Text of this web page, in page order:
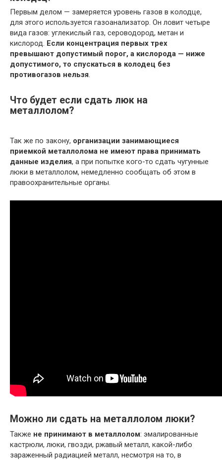
Первым делом — замеряется уровень газов в колодце,
для этого используется газоанализатор. Он ловит четыре
вида газов: углекислый газ, сероводород, метан и
кислород. Если концентрация первых трех
превышают допустимый порог, а кислорода — ниже
допустимого, то спускаться в колодец без
противогазов нельзя.
Что будет если сдать люк на
металлолом?
Так же по закону, организации занимающиеся
приемкой металлолома не имеют права принимать
данные изделия, а при попытке кого-то сдать чугунные
люки в металлолом, немедленно сообщать об этом в
правоохранительные органы.
Можно ли сдать на металлолом люки?
Также не принимают в металлолом: эмалированные
кастрюли, люки, гвозди, ржавый металл, какой-либо
зараженный радиацией металл, несмотря на то, в